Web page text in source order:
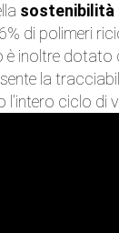
sostenibilità
di polimeri
inoltre dotato
la
ciclo di